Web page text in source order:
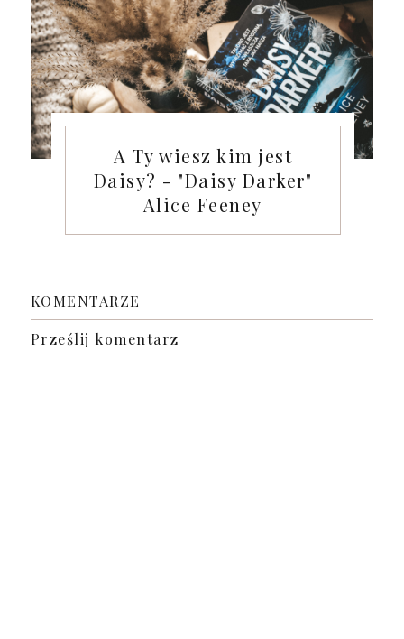
A Ty wiesz kim jest
Daisy? - "Daisy Darker"
Alice Feeney
KOMENTARZE
Prześlij komentarz